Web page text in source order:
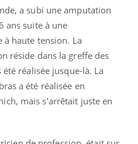
a subi une amputation
ans suite à une
haute tension. La
réside dans la greffe des
réalisée jusque-là. La
a été réalisée en
mais s’arrêtait juste en